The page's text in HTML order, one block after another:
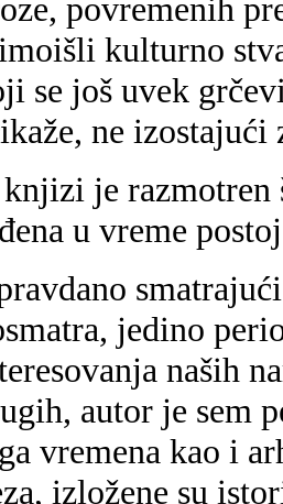
povremenih
kulturno
se još uvek
ne
je razmotren
u vreme
jedino
naših
autor je sem
vremena kao i
izložene su